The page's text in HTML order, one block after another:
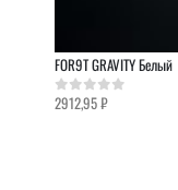
FOR9T GRAVITY Белый
0out of 5
2912,95₽